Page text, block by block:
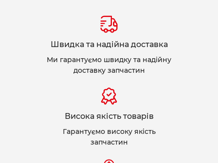
Швидка та надійна доставка
Ми гарантуємо швидку та надійну
доставку запчастин
Висока якість товарів
Гарантуємо високу якість
запчастин